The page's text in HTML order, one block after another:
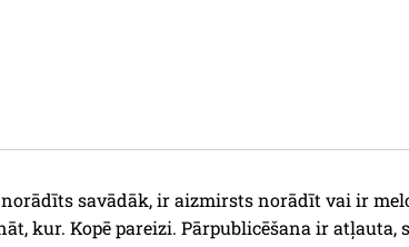
norādīts savādāk, ir aizmirsts norādīt vai ir
kur. Kopē pareizi. Pārpublicēšana ir atļauta,